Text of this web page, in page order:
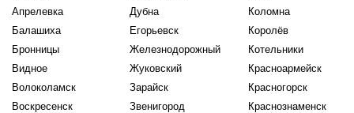
Апрелевка
Балашиха
Бронницы
Видное
Волоколамск
Воскресенск
Дубна
Егорьевск
Железнодорожный
Жуковский
Зарайск
Звенигород
Коломна
Королёв
Котельники
Красноармейск
Красногорск
Краснознаменск